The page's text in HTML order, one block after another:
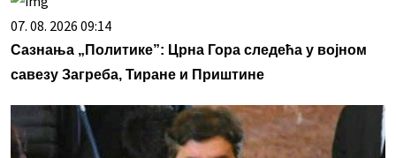
07. 08. 2026 09:14
Сазнања „Политике”: Црна Гора следећа у војном
савезу Загреба, Тиране и Приштине